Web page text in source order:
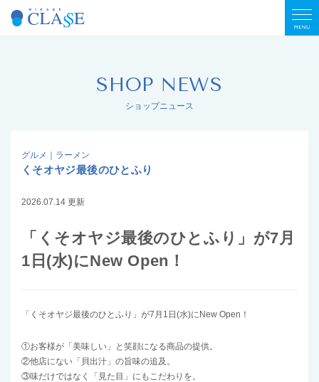
SHOP NEWS
ショップニュース
グルメ｜ラーメン
くそオヤジ最後のひとふり
2026.07.14 更新
「くそオヤジ最後のひとふり」が7⽉
1⽇(水)にNew Open！
「くそオヤジ最後のひとふり」が7⽉1⽇(水)にNew Open！
①お客様が「美味しい」と笑顔になる商品の提供。
②他店にない「貝出汁」の旨味の追及。
③味だけではなく「見た目」にもこだわりを。